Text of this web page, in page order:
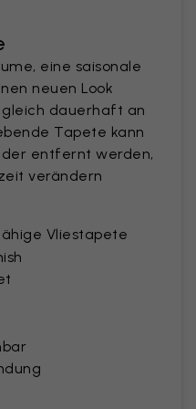
eine saisonale
neuen Look
gleich dauerhaft an
Tapete kann
entfernt werden,
verändern
Vliestapete